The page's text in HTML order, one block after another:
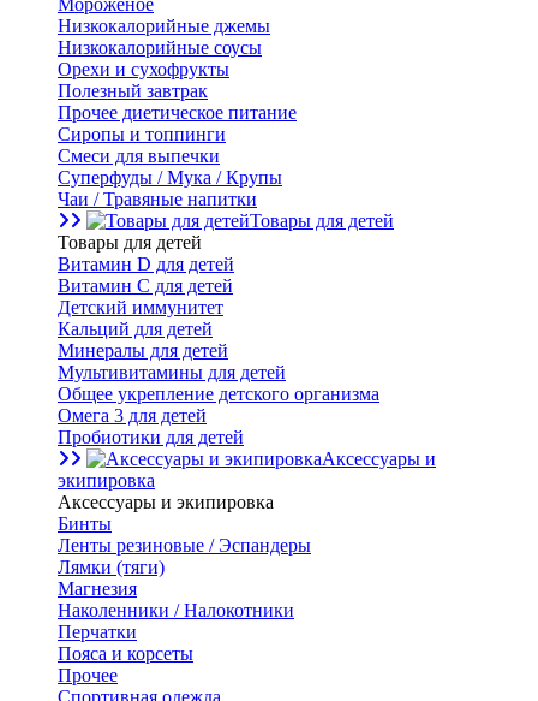
Мороженое
Низкокалорийные джемы
Низкокалорийные соусы
Орехи и сухофрукты
Полезный завтрак
Прочее диетическое питание
Сиропы и топпинги
Смеси для выпечки
Суперфуды / Мука / Крупы
Чаи / Травяные напитки
Товары для детей
Товары для детей
Витамин D для детей
Витамин С для детей
Детский иммунитет
Кальций для детей
Минералы для детей
Мультивитамины для детей
Общее укрепление детского организма
Омега 3 для детей
Пробиотики для детей
Аксессуары и
экипировка
Аксессуары и экипировка
Бинты
Ленты резиновые / Эспандеры
Лямки (тяги)
Магнезия
Наколенники / Налокотники
Перчатки
Пояса и корсеты
Прочее
Спортивная одежда